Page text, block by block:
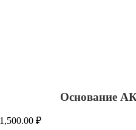
Основание
1,500.00₽